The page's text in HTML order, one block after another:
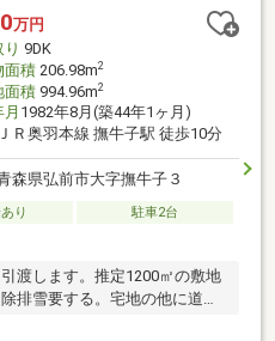
は裏の畑を通っているが、公
)
万円
り 9DK
面積206.98m2
面積994.96m2
1982年8月(築44年1ヶ月)
ＪＲ奥羽本線 撫牛子駅 徒歩10分
森県弘前市大字撫牛子３
り
駐車2台
渡します。推定1200㎡の敷地
排雪要する。宅地の他に道路